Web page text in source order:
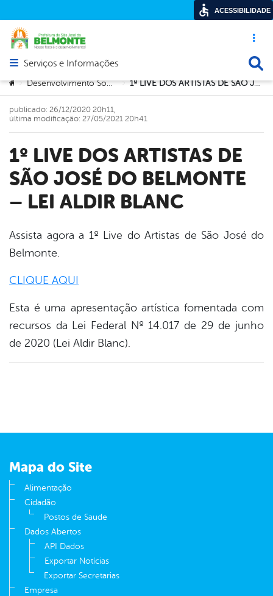
Acesso
Abrir menu principal de navegação
Serviços e Informações
Você está aqui:
> Desenvolvimento Social e Cidadania > 1º LIVE DOS ARTISTAS DE SÃO JOSÉ DO BELMONTE – LEI ALDIR BLANC
1º LIVE DOS ARTISTAS DE
SÃO JOSÉ DO BELMONTE
– LEI ALDIR BLANC
publicado: 26/12/2020 20h11,
última modificação: 27/05/2021 20h41
Assista agora a 1º Live do Artistas de São José do
Belmonte.
CLIQUE AQUI
Esta é uma apresentação artística fomentada com
recursos da Lei Federal Nº 14.017 de 29 de junho
de 2020 (Lei Aldir Blanc).
Mapa do Site
Alimentação
Cidadão
Postos de Saude
Dados Abertos
API Dados
Exportar Notícias
Exportar Secretarias
Empresa
ACESSIBILIDADE